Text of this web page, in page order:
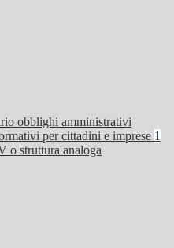
obblighi amministrativi
per cittadini e imprese 1
o struttura analoga